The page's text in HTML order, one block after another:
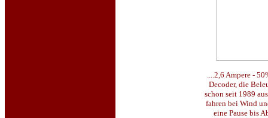
....2,6 Ampere -
Decoder, die
schon seit 1989
fahren bei Wind
eine Pause bis